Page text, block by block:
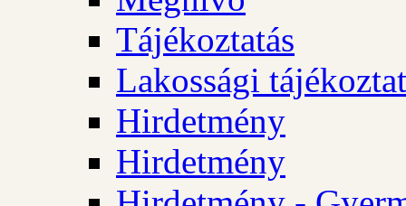
Tájékoztatás
Lakossági
Hirdetmény
Hirdetmény